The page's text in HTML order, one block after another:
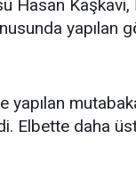
Hasan Kaşkavi,
yapılan
yapılan
Elbette daha